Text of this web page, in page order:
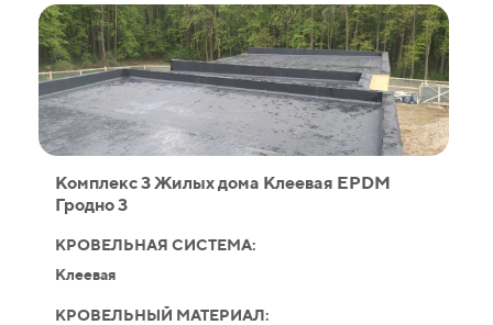
Комплекс 3 Жилых дома Клеевая EPDM
Гродно 3
КРОВЕЛЬНАЯ СИСТЕМА:
Клеевая
КРОВЕЛЬНЫЙ МАТЕРИАЛ: